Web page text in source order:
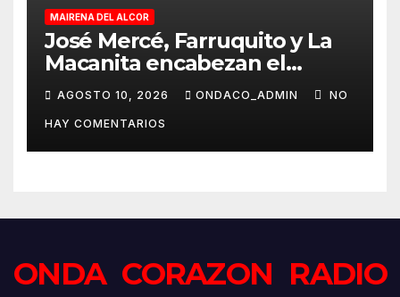
MAIRENA DEL ALCOR
José Mercé, Farruquito y La
Macanita encabezan el
histórico cartel del LXV
Festival de Cante Jondo
Antonio Mairena
AGOSTO 10, 2026 ONDACO_ADMIN NO
HAY COMENTARIOS
ONDA CORAZON RADIO